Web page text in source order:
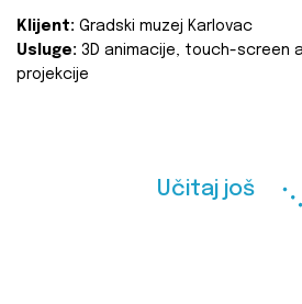
Klijent: Gradski muzej Karlovac
Usluge: 3D animacije, touch-screen
projekcije
Učitaj još